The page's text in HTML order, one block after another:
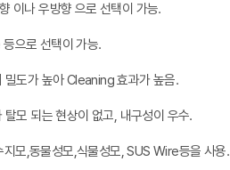
이나 우방향 으로 선택이 가능.
으로 선택이 가능.
도가 높아 Cleaning 효과가 높음.
모 되는 현상이 없고, 내구성이 우수.
모,동물성모,식물성모, SUS Wire등을 사용.